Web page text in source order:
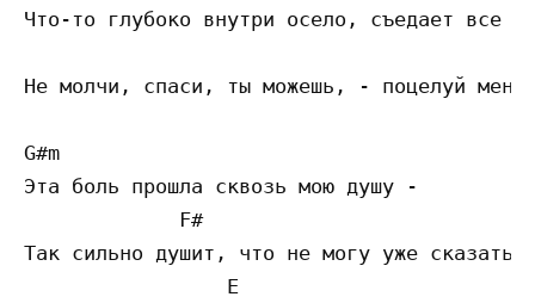
Что-то глубоко внутри осело, съедает все
Не молчи, спаси, ты можешь, - поцелуй
G#m
Эта боль прошла сквозь мою душу -
Так сильно душит, что не могу уже сказать,
                 E